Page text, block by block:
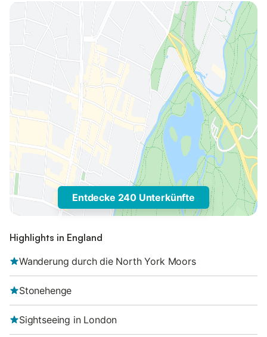
Entdecke 240 Unterkünfte
Highlights in England
Wanderung durch die North York Moors
Stonehenge
Sightseeing in London